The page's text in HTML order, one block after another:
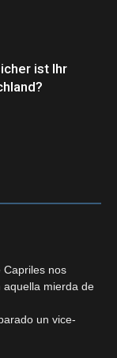
ist Ihr
Capriles nos
aquella mierda de
un vice-